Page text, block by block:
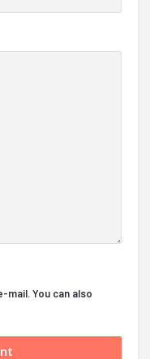
You can also